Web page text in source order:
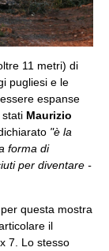
11 metri) di
pugliesi e le
espanse
stati Maurizio
"è la
forma di
per diventare -
per questa mostra
il
7. Lo stesso